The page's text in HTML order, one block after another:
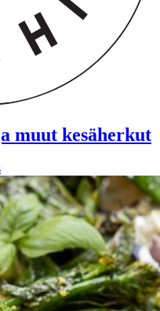
muut kesäherkut